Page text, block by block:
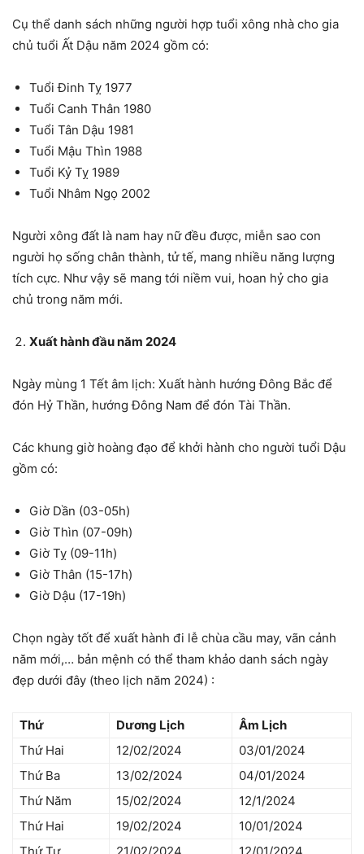
Cụ thể danh sách những người hợp tuổi xông nhà cho gia
chủ tuổi Ất Dậu năm 2024 gồm có:
Tuổi Đinh Tỵ 1977
Tuổi Canh Thân 1980
Tuổi Tân Dậu 1981
Tuổi Mậu Thìn 1988
Tuổi Kỷ Tỵ 1989
Tuổi Nhâm Ngọ 2002
Người xông đất là nam hay nữ đều được, miễn sao con
người họ sống chân thành, tử tế, mang nhiều năng lượng
tích cực. Như vậy sẽ mang tới niềm vui, hoan hỷ cho gia
chủ trong năm mới.
Xuất hành đầu năm 2024
Ngày mùng 1 Tết âm lịch: Xuất hành hướng Đông Bắc để
đón Hỷ Thần, hướng Đông Nam để đón Tài Thần.
Các khung giờ hoàng đạo để khởi hành cho người tuổi Dậu
gồm có:
Giờ Dần (03-05h)
Giờ Thìn (07-09h)
Giờ Tỵ (09-11h)
Giờ Thân (15-17h)
Giờ Dậu (17-19h)
Chọn ngày tốt để xuất hành đi lễ chùa cầu may, vãn cảnh
năm mới,… bản mệnh có thể tham khảo danh sách ngày
đẹp dưới đây (theo lịch năm 2024) :
Thứ Dương Lịch
Âm Lịch
Thứ Hai
12/02/2024
03/01/2024
Thứ Ba
13/02/2024
04/01/2024
Thứ Năm
15/02/2024
12/1/2024
Thứ Hai
19/02/2024
10/01/2024